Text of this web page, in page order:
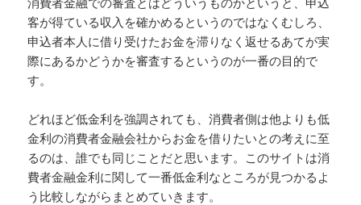
客が得ている収入を確かめるというのではなくむしろ、
申込者本人に借り受けたお金を滞りなく返せるあてが実
際にあるかどうかを審査するというのが一番の目的で
す。
どれほど低金利を強調されても、消費者側は他よりも低
金利の消費者金融会社からお金を借りたいとの考えに至
るのは、誰でも同じことだと思います。このサイトは消
費者金融金利に関して一番低金利なところが見つかるよ
う比較しながらまとめていきます。